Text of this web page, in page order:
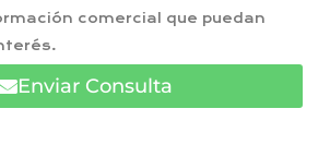
comercial que puedan
Enviar Consulta